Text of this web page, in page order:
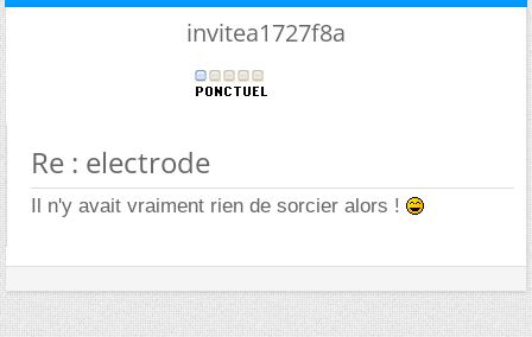
invitea1727f8a
Re : electrode
Il n'y avait vraiment rien de sorcier alors !